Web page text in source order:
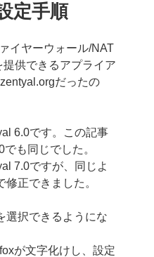
定手順
イヤーウォール/NAT
供できるアプライア
だったの
6.0です。この記事
も同じでした。
7.0ですが、同じよ
正できました。
選択できるようにな
が文字化けし、設定